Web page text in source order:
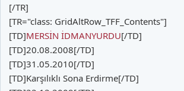
[/TR]
[TR="class: GridAltRow_TFF_Contents"]
[TD]MERSİN İDMANYURDU[/TD]
[TD]20.08.2008[/TD]
[TD]31.05.2010[/TD]
[TD]Karşılıklı Sona Erdirme[/TD]